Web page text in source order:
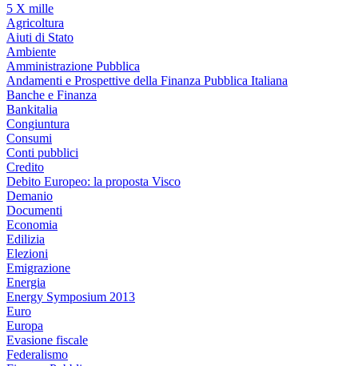
5 X mille
Agricoltura
Aiuti di Stato
Ambiente
Amministrazione Pubblica
Andamenti e Prospettive della Finanza Pubblica Italiana
Banche e Finanza
Bankitalia
Congiuntura
Consumi
Conti pubblici
Credito
Debito Europeo: la proposta Visco
Demanio
Documenti
Economia
Edilizia
Elezioni
Emigrazione
Energia
Energy Symposium 2013
Euro
Europa
Evasione fiscale
Federalismo